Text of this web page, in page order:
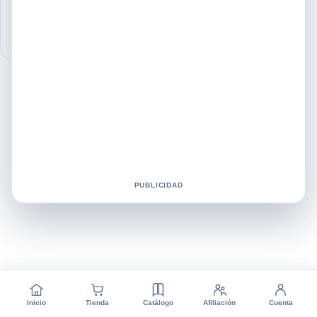
Inicio Tienda Catálogo Afiliación Cuenta
PUBLICIDAD